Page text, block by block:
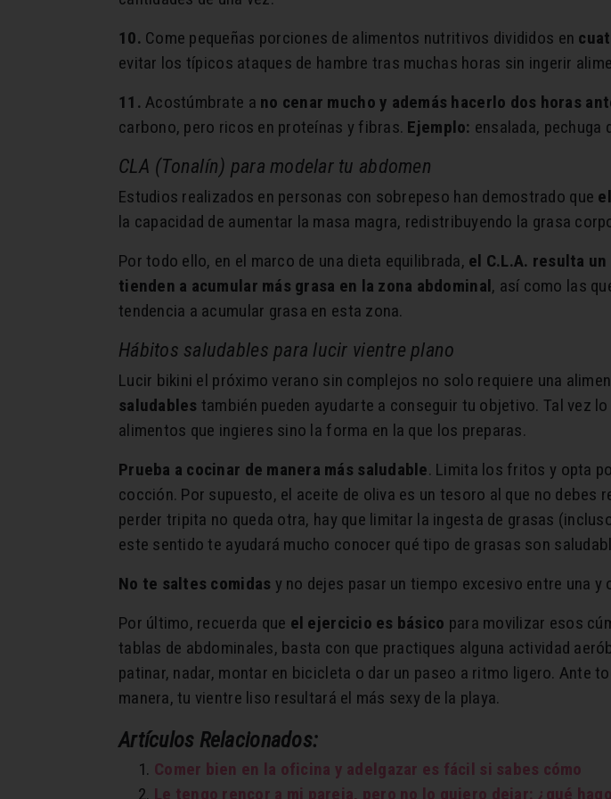
10. Come pequeñas porciones de alimentos nutritivos divididos en
evitar los típicos ataques de hambre tras muchas horas sin ingerir
11.Acostúmbrate a no cenar mucho y además hacerlo dos horas
carbono, pero ricos en proteínas y fibras. Ejemplo: ensalada, pechuga
CLA (Tonalín) para modelar tu abdomen
Estudios realizados en personas con sobrepeso han demostrado que
la capacidad de aumentar la masa magra, redistribuyendo la grasa
Por todo ello, en el marco de una dieta equilibrada, el C.L.A. resulta
tienden a acumular más grasa en la zona abdominal, así como las
tendencia a acumular grasa en esta zona.
Hábitos saludables para lucir vientre plano
Lucir bikini el próximo verano sin complejos no solo requiere una
saludables también pueden ayudarte a conseguir tu objetivo. Tal vez
alimentos que ingieres sino la forma en la que los preparas.
Prueba a cocinar de manera más saludable. Limita los fritos y opta
cocción. Por supuesto, el aceite de oliva es un tesoro al que no
perder tripita no queda otra, hay que limitar la ingesta de grasas
este sentido te ayudará mucho conocer qué tipo de grasas son
No te saltes comidas y no dejes pasar un tiempo excesivo entre una
Por último, recuerda que el ejercicio es básico para movilizar esos
tablas de abdominales, basta con que practiques alguna actividad
patinar, nadar, montar en bicicleta o dar un paseo a ritmo ligero. Ante
manera, tu vientre liso resultará el más sexy de la playa.
Artículos Relacionados:
Comer bien en la oficina y adelgazar es fácil si sabes cómo
Le tengo rencor a mi pareja, pero no lo quiero dejar: ¿qué